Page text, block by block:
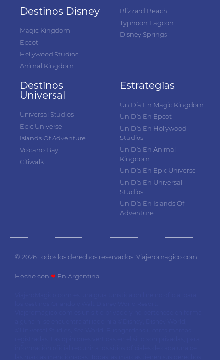
Destinos Disney
Magic Kingdom
Epcot
Hollywood Studios
Animal Kingdom
Blizzard Beach
Typhoon Lagoon
Disney Springs
Destinos
Universal
Universal Studios
Epic Universe
Islands Of Adventure
Volcano Bay
Citiwalk
Estrategias
Un Día En Magic Kingdom
Un Día En Epcot
Un Día En Hollywood
Studios
Un Día En Animal
Kingdom
Un Día En Epic Universe
Un Día En Universal
Studios
Un Día En Islands Of
Adventure
© 2026 Todos los derechos reservados. Viajeromagico.com
Hecho con ❤ En Argentina